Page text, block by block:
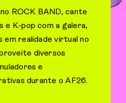
ROCK BAND, cante
e K-pop com a galera,
realidade virtual no
diversos
e
durante o AF26.